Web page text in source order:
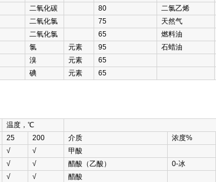
二氧化碳 80 二氯乙烯
二氧化氯 75 天然气
二氧化氯 65 燃料油
氯 元素 95 石蜡油
溴 元素
65
碘 元素 65
温度，℃
25 200 介质 浓度%
√ √ 甲酸
√ √ 醋酸（乙酸） 0-冰
√ √ 醋酸